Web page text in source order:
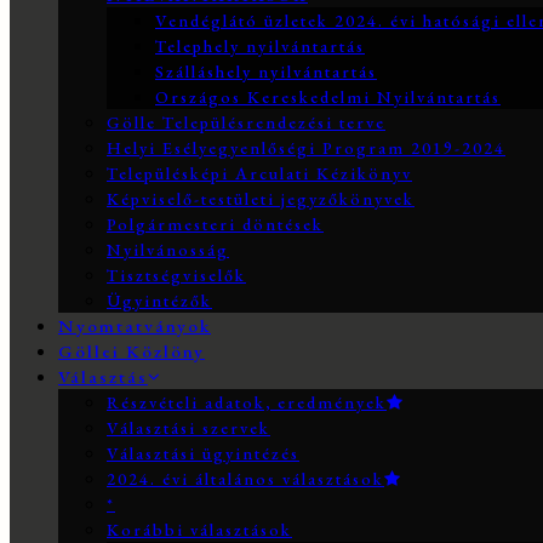
Vendéglátó üzletek 2024. évi hatósági
Telephely nyilvántartás
Szálláshely nyilvántartás
Országos Kereskedelmi Nyilvántartás
Gölle Településrendezési terve
Helyi Esélyegyenlőségi Program 2019-2024
Településképi Arculati Kézikönyv
Képviselő-testületi jegyzőkönyvek
Polgármesteri döntések
Nyilvánosság
Tisztségviselők
Ügyintézők
Nyomtatványok
Göllei Közlöny
Választás
Részvételi adatok, eredmények
Választási szervek
Választási ügyintézés
2024. évi általános választások
*
Korábbi választások